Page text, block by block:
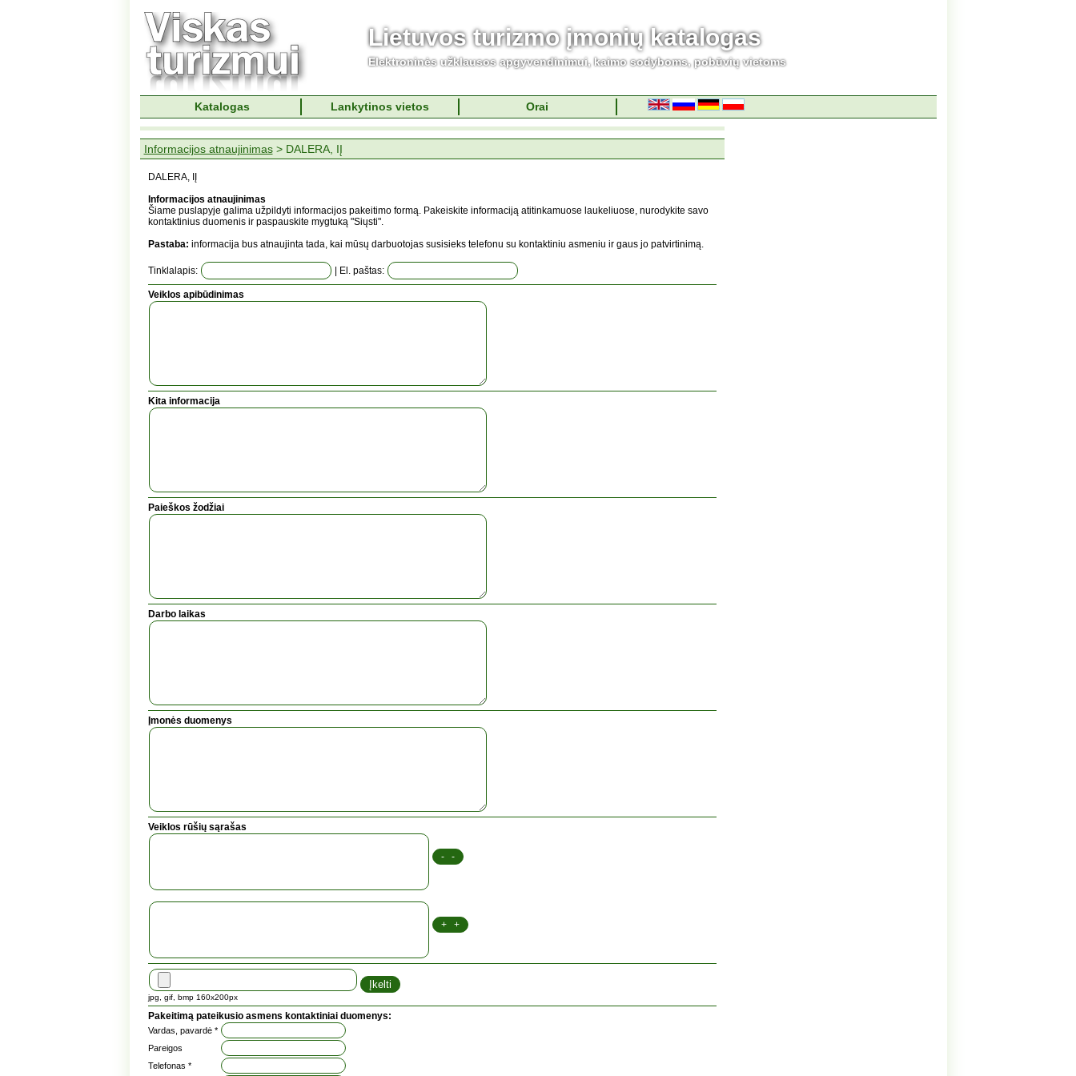
Lietuvos turizmo įmonių katalogas
Elektroninės užklausos apgyvendinimui, kaimo sodyboms, pobūvių vietoms
Katalogas Lankytinos vietos Orai
Informacijos atnaujinimas> DALERA, IĮ
DALERA, IĮ
Informacijos atnaujinimas
Šiame puslapyje galima užpildyti informacijos pakeitimo formą. Pakeiskite informaciją atitinkamuose laukeliuose, nurodykite savo
kontaktinius duomenis ir paspauskite mygtuką "Siųsti".
Pastaba: informacija bus atnaujinta tada, kai mūsų darbuotojas susisieks telefonu su kontaktiniu asmeniu ir gaus jo patvirtinimą.
Tinklalapis: | El. paštas:
Veiklos apibūdinimas
Kita informacija
Paieškos žodžiai
Darbo laikas
Įmonės duomenys
Veiklos rūšių sąrašas
jpg, gif, bmp 160x200px
Pakeitimą pateikusio asmens kontaktiniai duomenys:
Vardas, pavardė *
Pareigos
Telefonas *